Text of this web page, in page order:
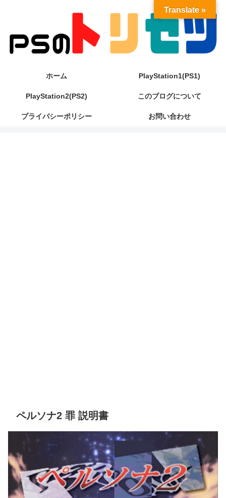
ホーム PlayStation1(PS1)
PlayStation2(PS2) このブログについて
プライバシーポリシー お問い合わせ
ペルソナ2 罪 説明書
Translate »